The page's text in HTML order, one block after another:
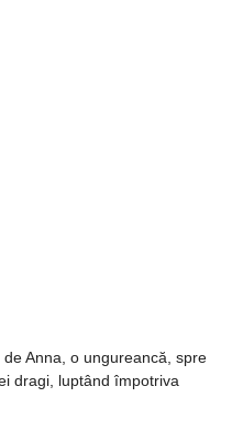
Anna, o ungureancă, spre
dragi, luptând împotriva